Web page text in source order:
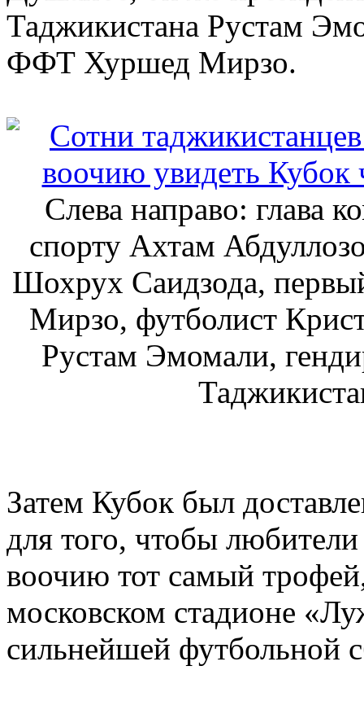
Таджикистана Рустам
ФФТ Хуршед Мирзо.
Слева направо: глава
спорту Ахтам
Шохрух Саидзода,
Мирзо, футболист
Рустам Эмомали,
Затем Кубок был
для того, чтобы
воочию тот самый
московском стадионе
сильнейшей футбольной